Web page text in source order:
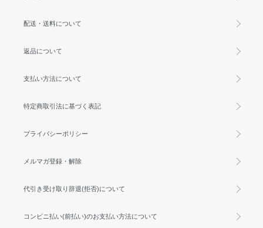
配送・送料について
返品について
支払い方法について
特定商取引法に基づく表記
プライバシーポリシー
メルマガ登録・解除
代引き受け取り辞退(拒否)について
コンビニ払い(前払い)のお支払い方法について